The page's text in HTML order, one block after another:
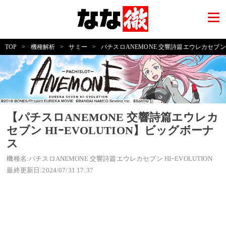
TOP > 機種解析 > サミー > パチスロANEMONE 交響詩篇エウレカセブ
【パチスロANEMONE 交響詩篇エウレカ
セブン HIｰEVOLUTION】ビッグボーナ
ス
機種名:パチスロANEMONE 交響詩篇エウレカセブン HIｰEVOLUTION
最終更新日:2024/07/31 17:37